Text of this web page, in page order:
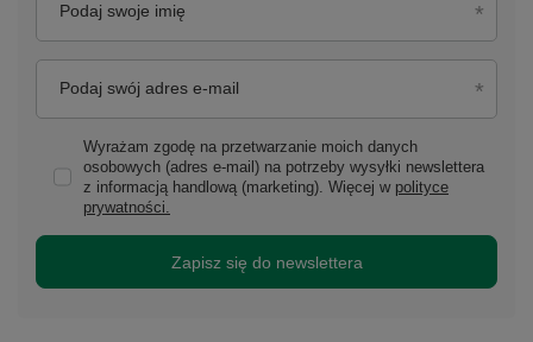
Podaj swoje imię
Podaj swój adres e-mail
Wyrażam zgodę na przetwarzanie moich danych
osobowych (adres e-mail) na potrzeby wysyłki newslettera
z informacją handlową (marketing). Więcej w polityce
prywatności.
Zapisz się do newslettera